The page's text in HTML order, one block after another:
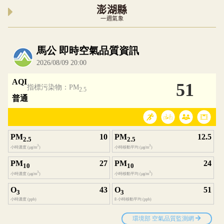
澎湖縣
一週氣象
內嵌空氣品質小工具為視覺預覽，完整即時空